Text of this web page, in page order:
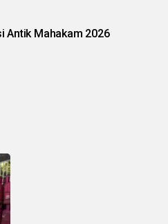
Antik Mahakam 2026